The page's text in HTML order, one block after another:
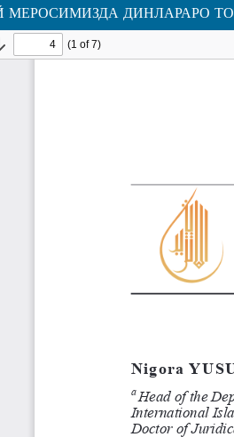
ДИНЛАРАРО